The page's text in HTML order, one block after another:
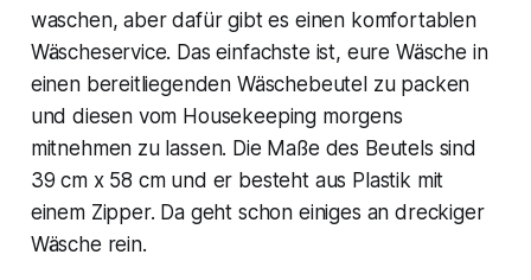
waschen, aber dafür gibt es einen komfortablen
Wäscheservice. Das einfachste ist, eure Wäsche in
einen bereitliegenden Wäschebeutel zu packen
und diesen vom Housekeeping morgens
mitnehmen zu lassen. Die Maße des Beutels sind
39 cm x 58 cm und er besteht aus Plastik mit
einem Zipper. Da geht schon einiges an dreckiger
Wäsche rein.